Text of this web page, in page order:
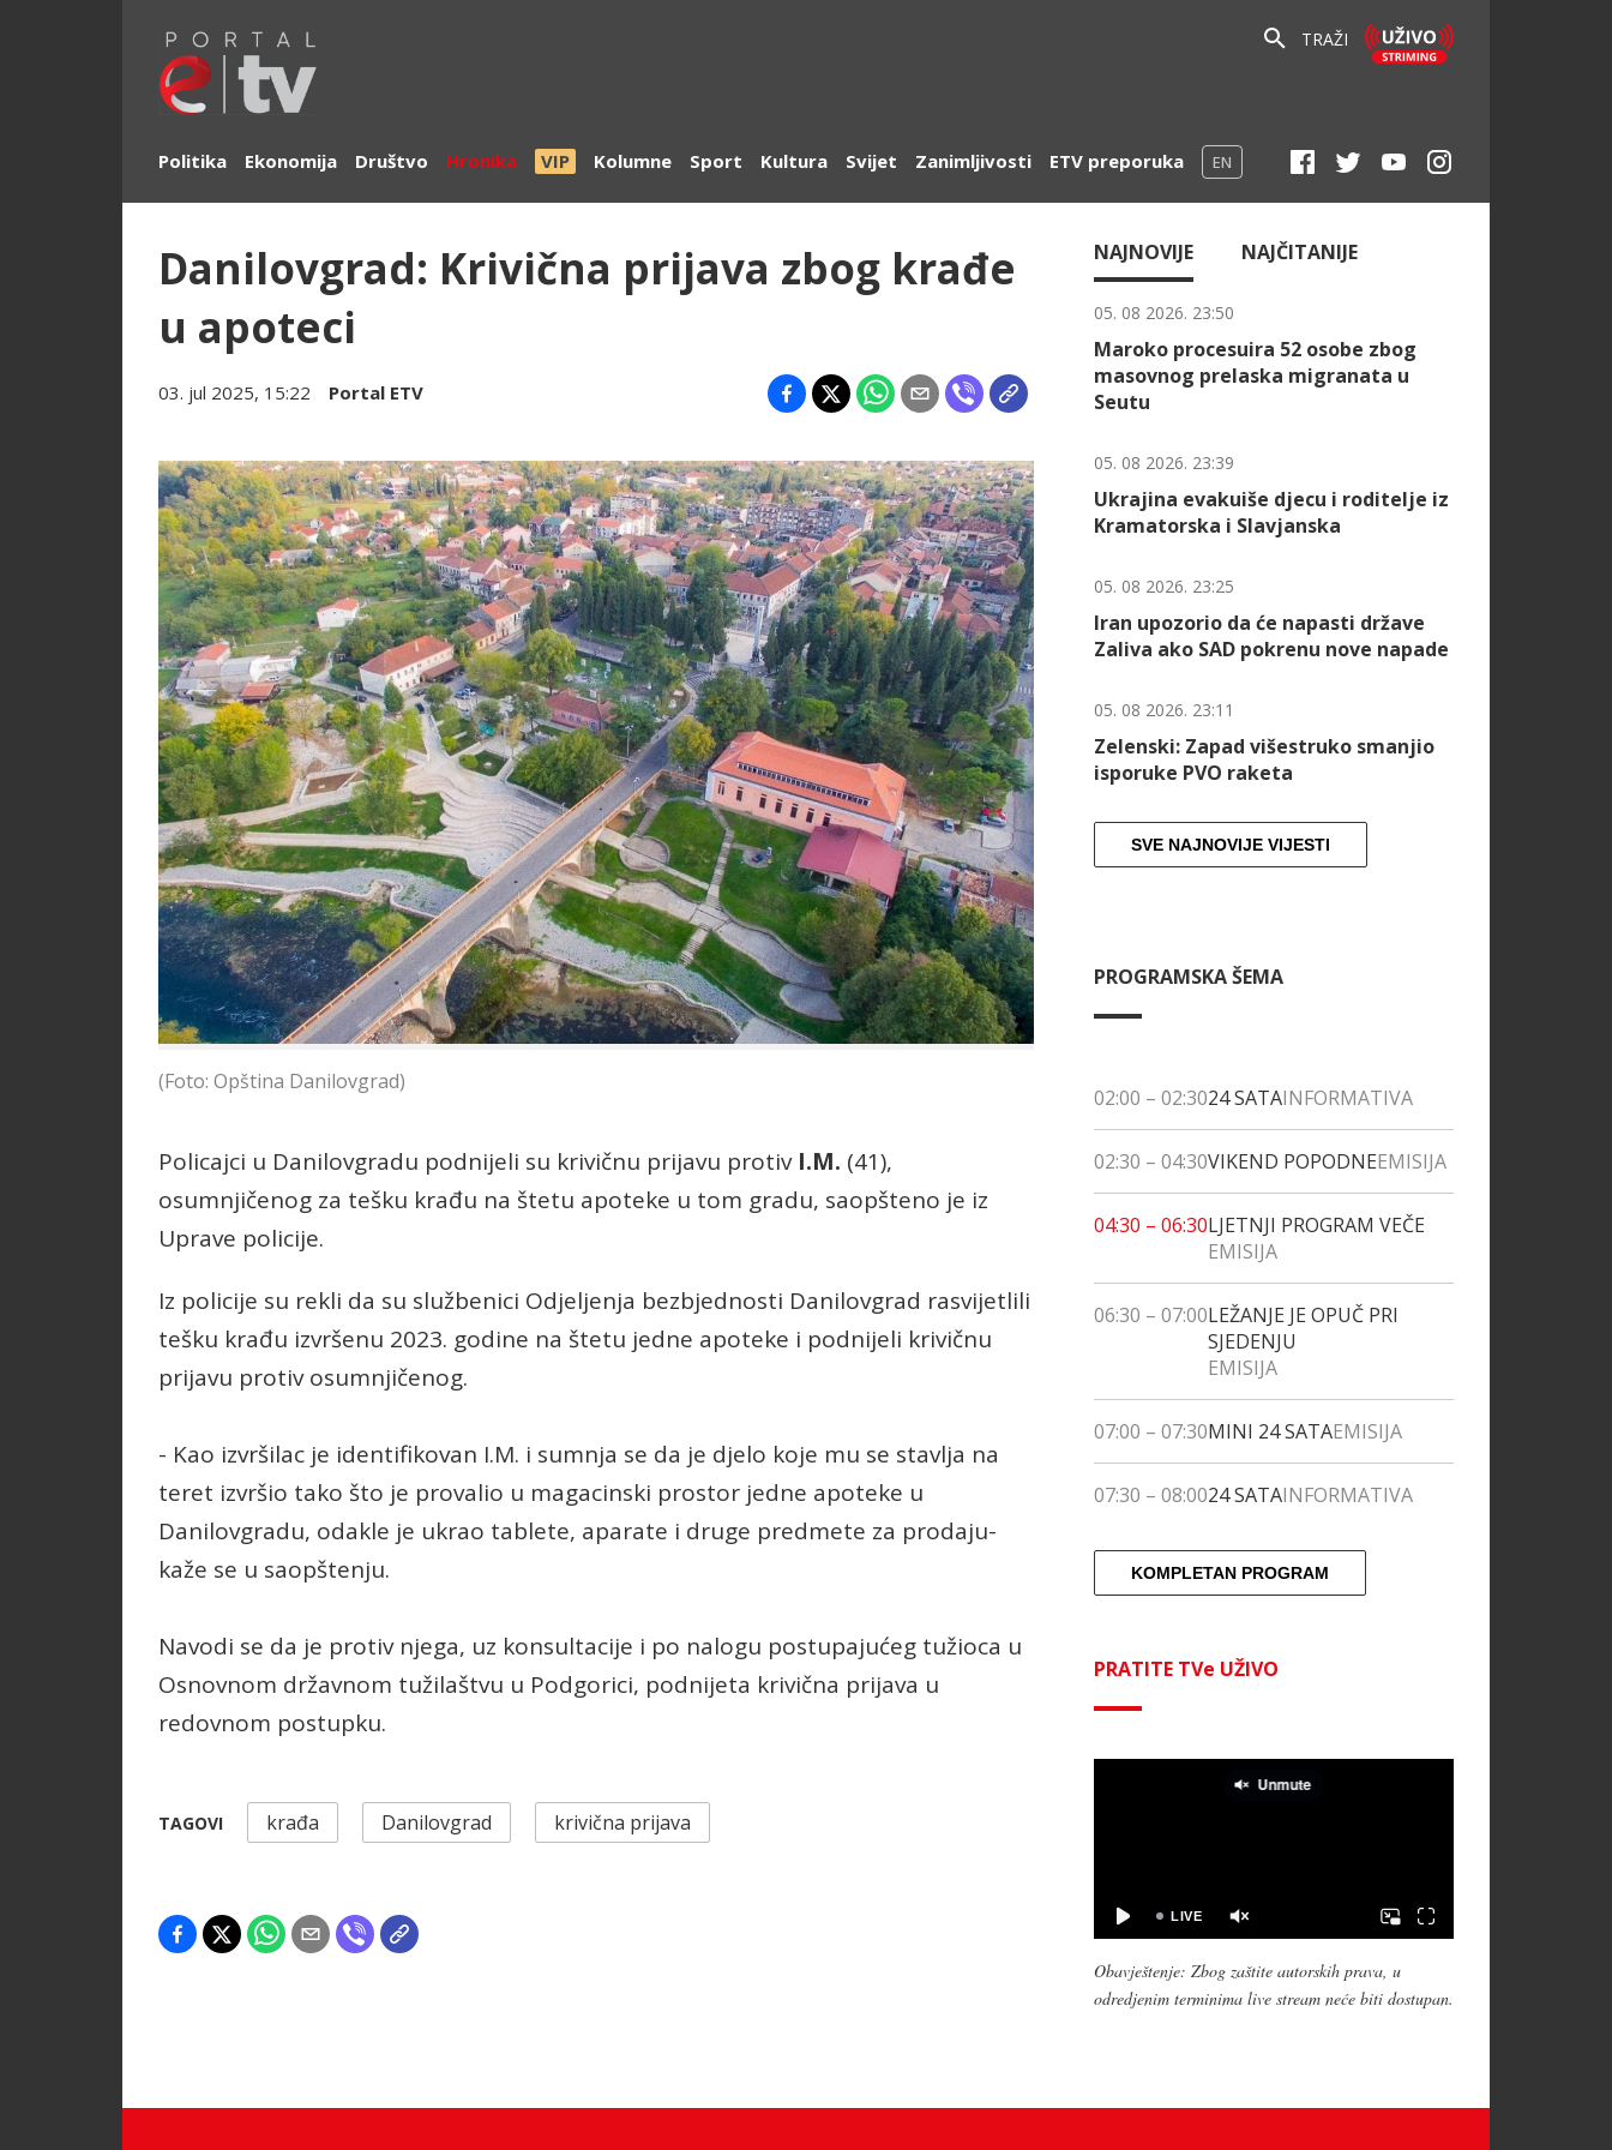
TRAŽI
Politika Ekonomija Društvo Hronika VIP Kolumne Sport Kultura Svijet Zanimljivosti ETV preporuka EN
Danilovgrad: Krivična prijava zbog krađe
u apoteci
03. jul 2025, 15:22 Portal ETV
(Foto: Opština Danilovgrad)
Policajci u Danilovgradu podnijeli su krivičnu prijavu protiv I.M. (41),
osumnjičenog za tešku krađu na štetu apoteke u tom gradu, saopšteno je iz
Uprave policije.
Iz policije su rekli da su službenici Odjeljenja bezbjednosti Danilovgrad rasvijetlili
tešku krađu izvršenu 2023. godine na štetu jedne apoteke i podnijeli krivičnu
prijavu protiv osumnjičenog.
- Kao izvršilac je identifikovan I.M. i sumnja se da je djelo koje mu se stavlja na
teret izvršio tako što je provalio u magacinski prostor jedne apoteke u
Danilovgradu, odakle je ukrao tablete, aparate i druge predmete za prodaju-
kaže se u saopštenju.
Navodi se da je protiv njega, uz konsultacije i po nalogu postupajućeg tužioca u
Osnovnom državnom tužilaštvu u Podgorici, podnijeta krivična prijava u
redovnom postupku.
TAGOVI krađa Danilovgrad krivična prijava
NAJNOVIJE NAJČITANIJE
05. 08 2026. 23:50
Maroko procesuira 52 osobe zbog
masovnog prelaska migranata u
Seutu
05. 08 2026. 23:39
Ukrajina evakuiše djecu i roditelje iz
Kramatorska i Slavjanska
05. 08 2026. 23:25
Iran upozorio da će napasti države
Zaliva ako SAD pokrenu nove napade
05. 08 2026. 23:11
Zelenski: Zapad višestruko smanjio
isporuke PVO raketa
SVE NAJNOVIJE VIJESTI
PROGRAMSKA ŠEMA
02:00 – 02:3024 SATAINFORMATIVA
02:30 – 04:30VIKEND POPODNEEMISIJA
04:30 – 06:30LJETNJI PROGRAM VEČE
EMISIJA
06:30 – 07:00LEŽANJE JE OPUČ PRI
SJEDENJU
EMISIJA
07:00 – 07:30MINI 24 SATAEMISIJA
07:30 – 08:0024 SATAINFORMATIVA
KOMPLETAN PROGRAM
PRATITE TVe UŽIVO
Obavještenje: Zbog zaštite autorskih prava, u
odredjenim terminima live stream neće biti dostupan.